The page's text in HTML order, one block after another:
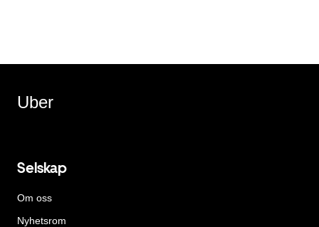
Uber
Selskap
Om oss
Nyhetsrom